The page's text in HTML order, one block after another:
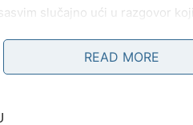
slučajno ući u razgovor
i pažljivo saslušajte sve što
READ MORE